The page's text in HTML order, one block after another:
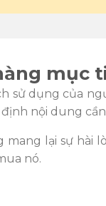
mục
sử dụng của
nội dung
lại sự hài
nó.